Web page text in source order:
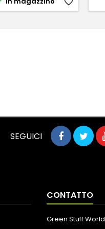
SEGUICI
CONTATTO
Green Stuff World